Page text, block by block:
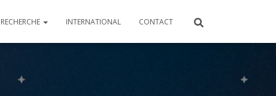
RECHERCHE INTERNATIONAL CONTACT